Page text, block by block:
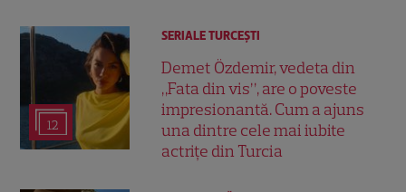
12
SERIALE TURCEŞTI
Demet Özdemir, vedeta din
„Fata din vis”, are o poveste
impresionantă. Cum a ajuns
una dintre cele mai iubite
actrițe din Turcia